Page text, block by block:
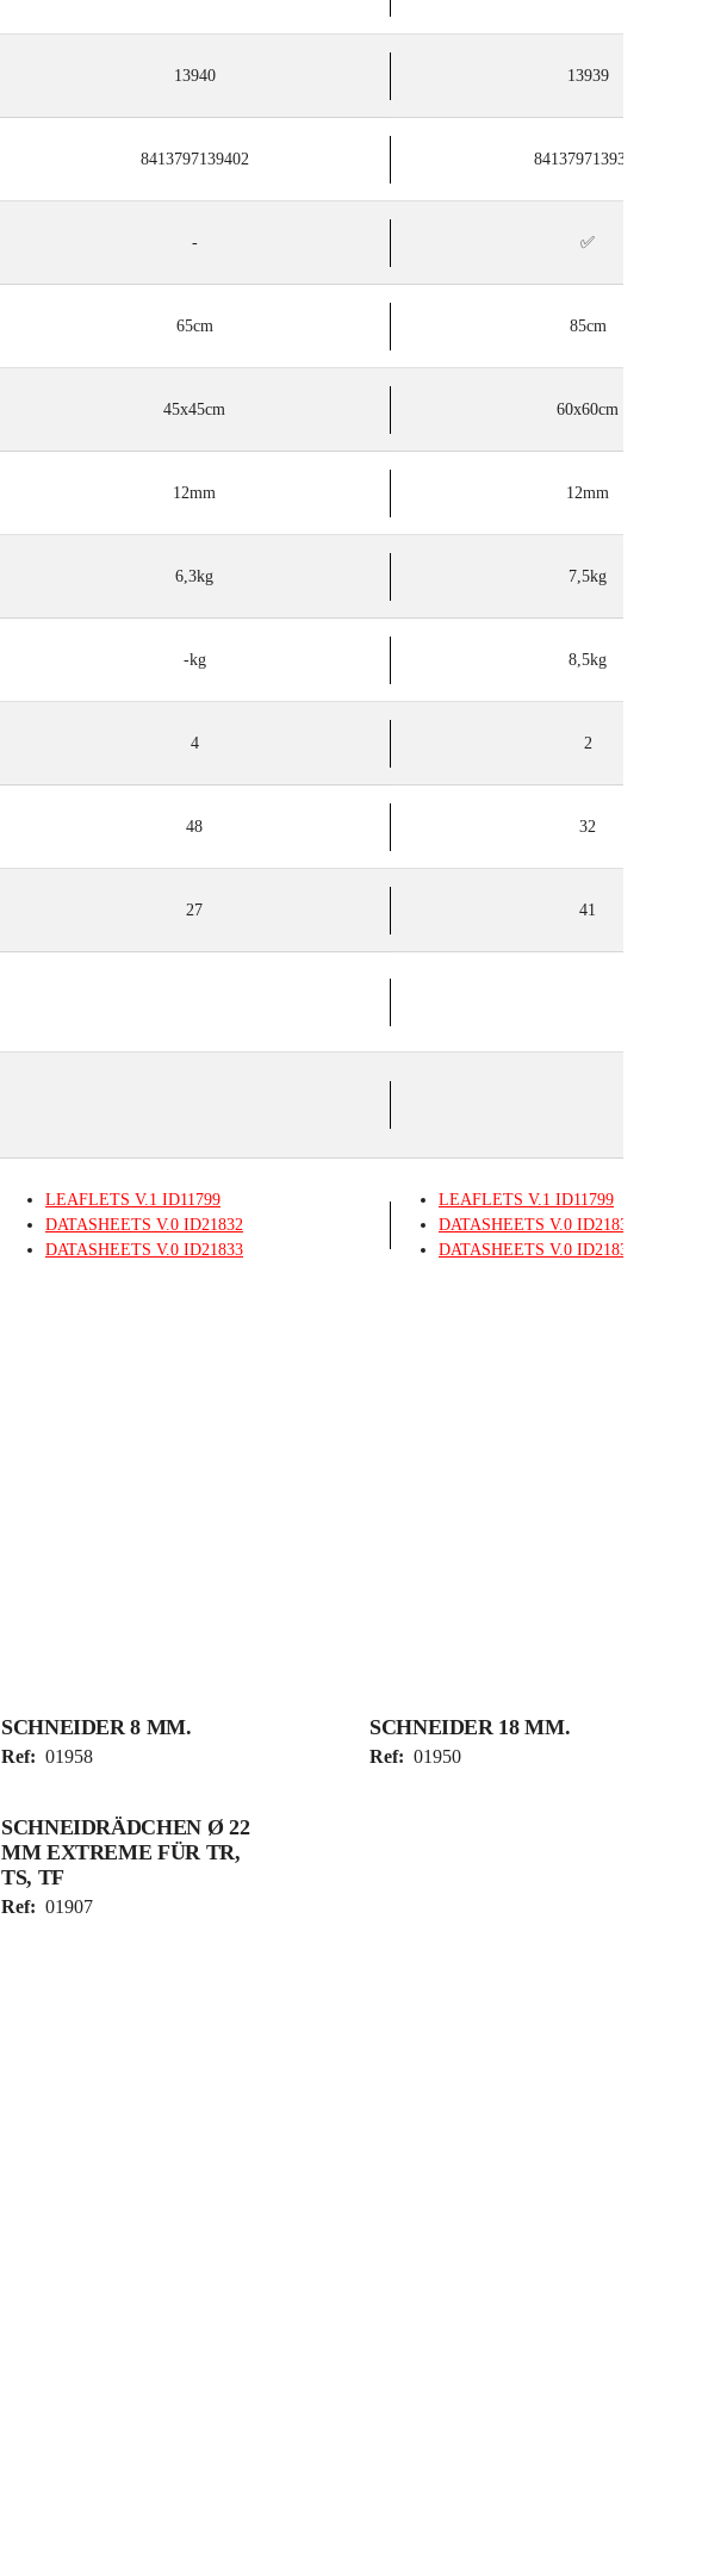
13940 13939
8413797139402 8413797139396
- ✅
65cm 85cm
45x45cm 60x60cm
12mm 12mm
6,3kg 7,5kg
-kg 8,5kg
4 2
48 32
27 41
LEAFLETS V.1 ID11799
DATASHEETS V.0 ID21832
DATASHEETS V.0 ID21833
LEAFLETS V.1 ID11799
DATASHEETS V.0 ID21834
DATASHEETS V.0 ID21835
SCHNEIDER 8 MM.
Ref: 01958
SCHNEIDER 18 MM.
Ref: 01950
SCHNEIDRÄDCHEN Ø 22
MM EXTREME FÜR TR,
TS, TF
Ref: 01907